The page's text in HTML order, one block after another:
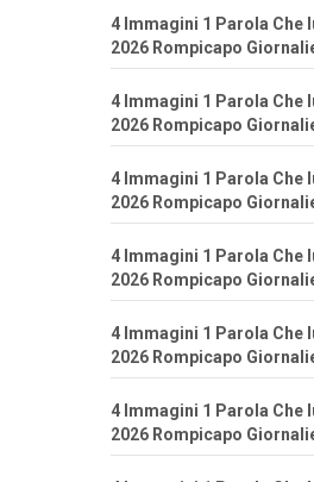
4 Immagini 1 Parola Che
2026 Rompicapo
4 Immagini 1 Parola Che
2026 Rompicapo
4 Immagini 1 Parola Che
2026 Rompicapo
4 Immagini 1 Parola Che
2026 Rompicapo
4 Immagini 1 Parola Che
2026 Rompicapo
4 Immagini 1 Parola Che
2026 Rompicapo